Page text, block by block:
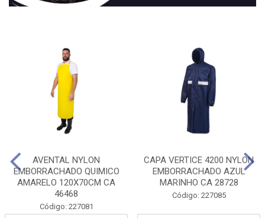
AVENTAL NYLON
EMBORRACHADO QUIMICO
AMARELO 120X70CM CA
46468
Código: 227081
CAPA VERTICE 4200 NYLON
EMBORRACHADO AZUL
MARINHO CA 28728
Código: 227085